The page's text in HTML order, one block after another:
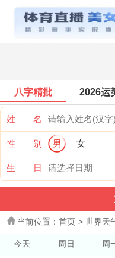
八字精批 2026运
姓 名
性 别 男 女
生 日
当前位置： 首页 > 世界天
今天 周日 周